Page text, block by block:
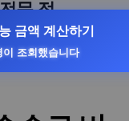
문 정
금화
금액 계산하기
이 조회했습니다